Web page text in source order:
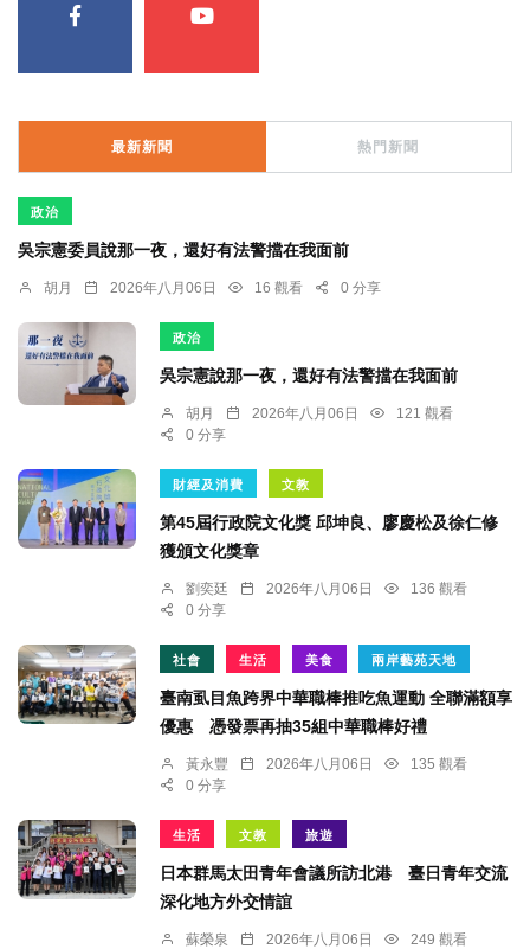
最新新聞 熱門新聞
政治
吳宗憲委員說那一夜，還好有法警擋在我面前
胡月 2026年八月06日 16 觀看 0 分享
政治
吳宗憲說那一夜，還好有法警擋在我面前
胡月 2026年八月06日
121 觀看
0 分享
財經及消費 文教
第45屆行政院文化獎 邱坤良、廖慶松及徐仁修
獲頒文化獎章
劉奕廷 2026年八月06日
136 觀看
0 分享
社會 生活 美食 兩岸藝苑天地
臺南虱目魚跨界中華職棒推吃魚運動 全聯滿額享
優惠 憑發票再抽35組中華職棒好禮
黃永豐 2026年八月06日
135 觀看
0 分享
生活 文教 旅遊
日本群馬太田青年會議所訪北港 臺日青年交流
深化地方外交情誼
蘇榮泉 2026年八月06日
249 觀看